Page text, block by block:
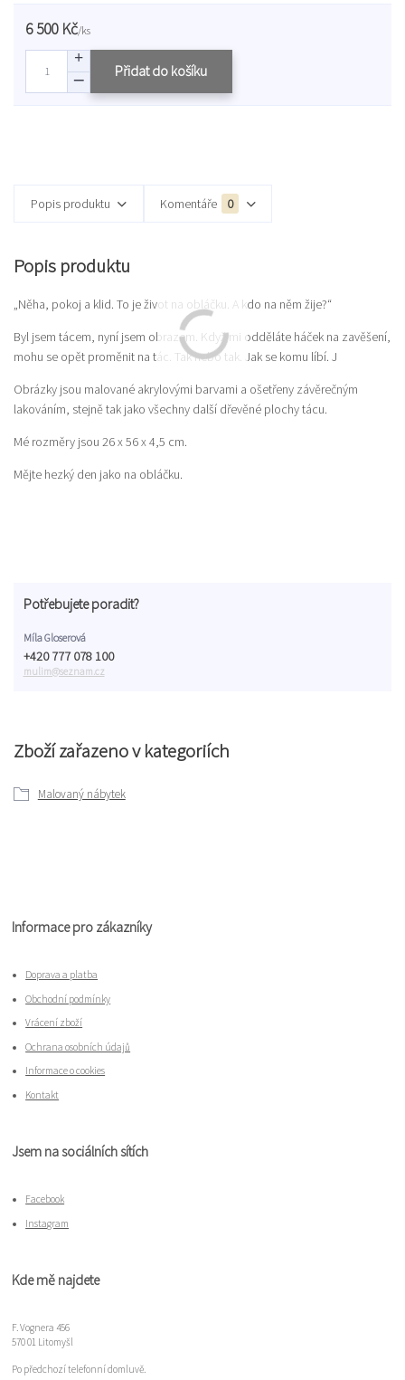
6 500 Kč/ks
Přidat do košíku
Popis produktu Komentáře 0
Popis produktu
„Něha, pokoj a klid. To je život na obláčku. A kdo na něm žije?“
Byl jsem tácem, nyní jsem obrazem. Když mi odděláte háček na zavěšení,
mohu se opět proměnit na tác. Tak nebo tak. Jak se komu líbí. J
Obrázky jsou malované akrylovými barvami a ošetřeny závěrečným
lakováním, stejně tak jako všechny další dřevěné plochy tácu.
Mé rozměry jsou 26 x 56 x 4,5 cm.
Mějte hezký den jako na obláčku.
Zboží zařazeno v kategoriích
Malovaný nábytek
Potřebujete poradit?
Míla Gloserová
+420 777 078 100
mulim@seznam.cz
Informace pro zákazníky
Doprava a platba
Obchodní podmínky
Vrácení zboží
Ochrana osobních údajů
Informace o cookies
Kontakt
Jsem na sociálních sítích
Facebook
Instagram
Kde mě najdete
F. Vognera 456
570 01 Litomyšl
Po předchozí telefonní domluvě.